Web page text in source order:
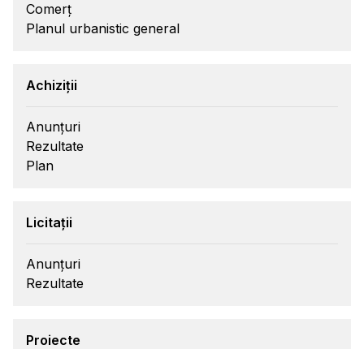
Comerț
Planul urbanistic general
Achiziții
Anunțuri
Rezultate
Plan
Licitații
Anunțuri
Rezultate
Proiecte